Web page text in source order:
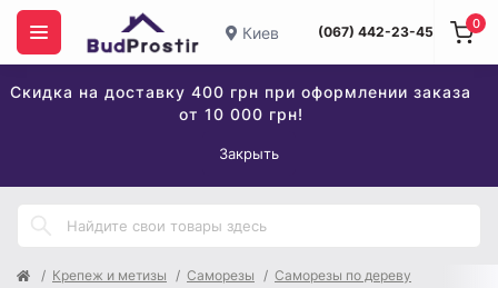
Киев (067) 442-23-45
Скидка на доставку 400 грн при оформлении заказа
от 10 000 грн!
Закрыть
0
Крепеж и метизы Саморезы
Саморезы по дереву